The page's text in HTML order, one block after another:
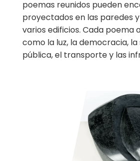
poemas reunidos pueden
proyectados en las paredes
varios edificios. Cada poema
como la luz, la democracia, la
pública, el transporte y las